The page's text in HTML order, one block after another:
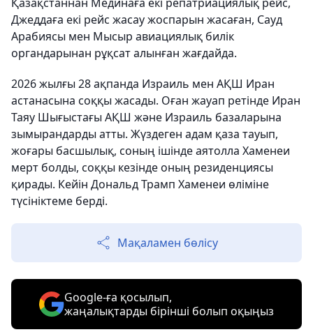
Джеддаға екі рейс жасау жоспарын жасаған, Сауд
Арабиясы мен Мысыр авиациялық билік
органдарынан рұқсат алынған жағдайда.
2026 жылғы 28 ақпанда Израиль мен АҚШ Иран
астанасына соққы жасады. Оған жауап ретінде Иран
Таяу Шығыстағы АҚШ және Израиль базаларына
зымырандарды атты. Жүздеген адам қаза тауып,
жоғары басшылық, соның ішінде аятолла Хаменеи
мерт болды, соққы кезінде оның резиденциясы
қирады. Кейін Дональд Трамп Хаменеи өліміне
түсініктеме берді.
Мақаламен бөлісу
Google-ға қосылып,
жаңалықтарды бірінші болып оқыңыз